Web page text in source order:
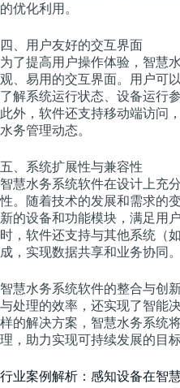
的优化利用。
四、用户友好的交互界面
为了提高用户操作体验，智慧
观、易用的交互界面。用户可
了解系统运行状态、设备运行
此外，软件还支持移动端访问
水务管理动态。
五、系统扩展性与兼容性
智慧水务系统软件在设计上充
性。随着技术的发展和需求的
新的设备和功能模块，满足用
时，软件还支持与其他系统（
成，实现数据共享和业务协同。
智慧水务系统软件的整合与创
与处理的效率，还实现了智能
样的解决方案，智慧水务系统
理，助力实现可持续发展的目标
行业案例解析：感知设备在智